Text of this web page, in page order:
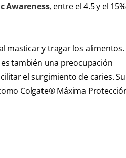
Awareness, entre el 4.5 y el 15%
masticar y tragar los alimentos.
también una preocupación
el surgimiento de caries. Su
Colgate® Máxima